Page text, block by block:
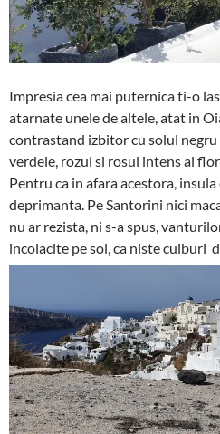
Impresia cea mai puternica ti-o
atarnate unele de altele, atat in
contrastand izbitor cu solul negru
verdele, rozul si rosul intens al
Pentru ca in afara acestora,
deprimanta. Pe Santorini nici
nu ar rezista, ni s-a spus,
incolacite pe sol, ca niste cuiburi